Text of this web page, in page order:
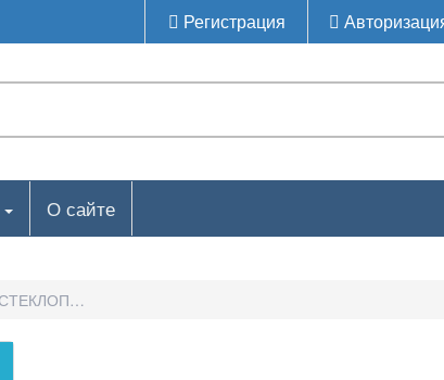
Регистрация
О сайте
500210. ПЕТЛИ КРЫШКИ